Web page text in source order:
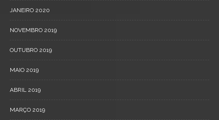
JANEIRO 2020
NOVEMBRO 2019
OUTUBRO 2019
MAIO 2019
ABRIL 2019
MARÇO 2019